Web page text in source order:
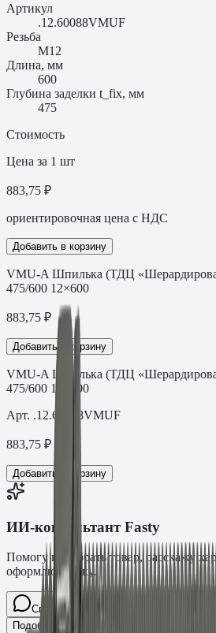
Артикул
.12.60088VMUF
Резьба
M12
Длина, мм
600
Глубина заделки t_fix, мм
475
Стоимость
Цена за 1 шт
883,75 ₽
ориентировочная цена с НДС
Добавить в корзину
VMU-A Шпилька (ТДЦ
475/600 12×600
883,75 ₽
Добавить в корзину
VMU-A Шпилька (ТДЦ
475/600 12×600
Арт. .12.60088VMUF
883,75 ₽
Добавить в корзину
ИИ-консультант Fasty
Помогу подобрать товар, расскажу
оформлю заявку.
Спросите про крепёж Fasty…
Подобрать размер